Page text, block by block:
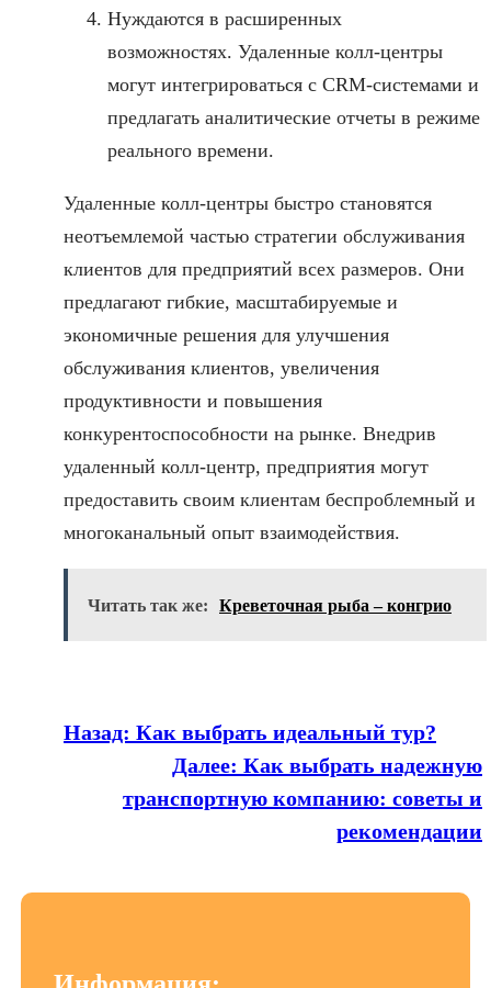
Нуждаются в расширенных
возможностях. Удаленные колл-центры
могут интегрироваться с CRM-системами и
предлагать аналитические отчеты в режиме
реального времени.
Удаленные колл-центры быстро становятся
неотъемлемой частью стратегии обслуживания
клиентов для предприятий всех размеров. Они
предлагают гибкие, масштабируемые и
экономичные решения для улучшения
обслуживания клиентов, увеличения
продуктивности и повышения
конкурентоспособности на рынке. Внедрив
удаленный колл-центр, предприятия могут
предоставить своим клиентам беспроблемный и
многоканальный опыт взаимодействия.
Читать так же: Креветочная рыба – конгрио
Назад: Как выбрать идеальный тур?
Далее: Как выбрать надежную
транспортную компанию: советы и
рекомендации